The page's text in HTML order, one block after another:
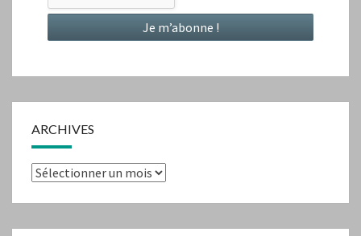
ARCHIVES
Archives